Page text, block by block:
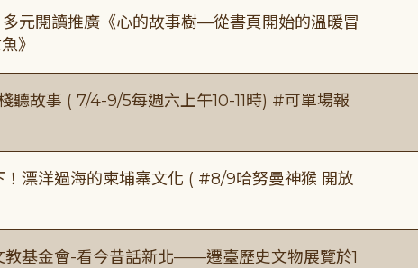
多元閱讀推廣《心的故事樹—從書頁開始的溫暖冒
》
聽故事 ( 7/4-9/5每週六上午10-11時) #可單場報
！漂洋過海的柬埔寨文化 ( #8/9哈努曼神猴 開放
教基金會-看今昔話新北——遷臺歷史文物展覽於1